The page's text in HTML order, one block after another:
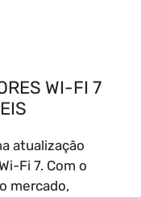
WI-FI 7
atualização
Fi 7. Com o
mercado,